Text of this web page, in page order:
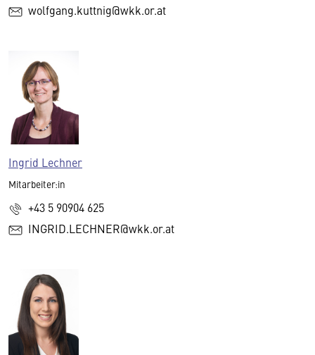
wolfgang.kuttnig@wkk.or.at
Ingrid Lechner
Mitarbeiter:in
+43 5 90904 625
INGRID.LECHNER@wkk.or.at